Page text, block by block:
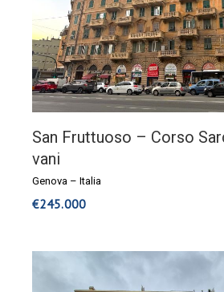
San Fruttuoso – Corso
vani
Genova – Italia
€245.000